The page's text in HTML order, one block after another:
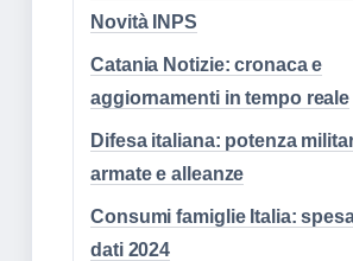
Novità INPS
Catania Notizie: cronaca e
aggiornamenti in tempo reale
Difesa italiana: potenza
armate e alleanze
Consumi famiglie Italia:
dati 2024